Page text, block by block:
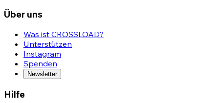
Über uns
Was ist CROSSLOAD?
Unterstützen
Instagram
Spenden
Newsletter
Hilfe